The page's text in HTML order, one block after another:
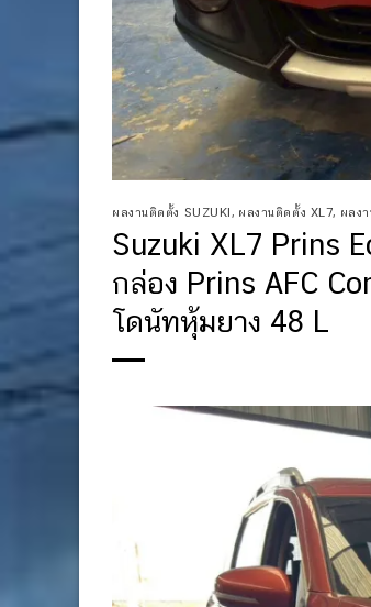
ผลงานติดตั้ง SUZUKI, ผลงานติดตั้ง XL7, ผลง
Suzuki XL7 Prins
กล่อง Prins AFC
โดนัทหุ้มยาง 48 L